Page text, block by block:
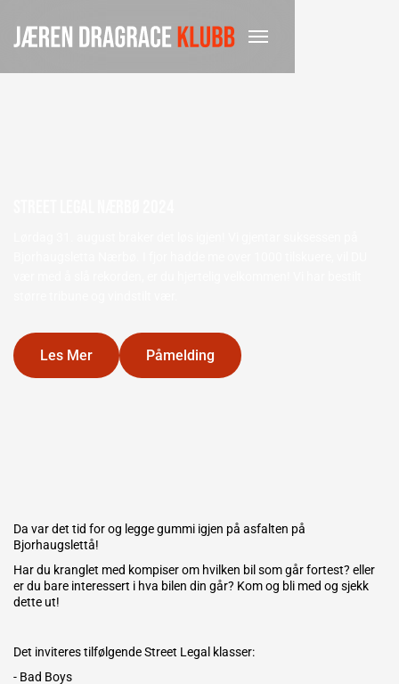
Les Mer Påmelding
Da var det tid for og legge gummi igjen på asfalten på
Bjorhaugslettå!
Har du kranglet med kompiser om hvilken bil som går fortest? eller
er du bare interessert i hva bilen din går? Kom og bli med og sjekk
dette ut!
Det inviteres tilfølgende Street Legal klasser:
- Bad Boys